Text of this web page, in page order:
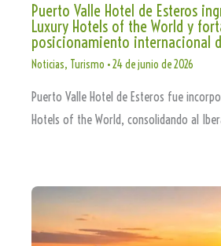
Puerto Valle Hotel de Esteros
Luxury Hotels of the World y
posicionamiento internacional
Noticias, Turismo •24 de junio de 2026
Puerto Valle Hotel de Esteros fue
Hotels of the World, consolidando al